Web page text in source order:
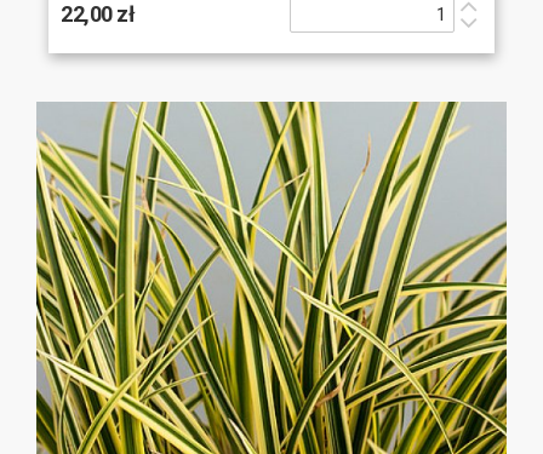
22,00 zł